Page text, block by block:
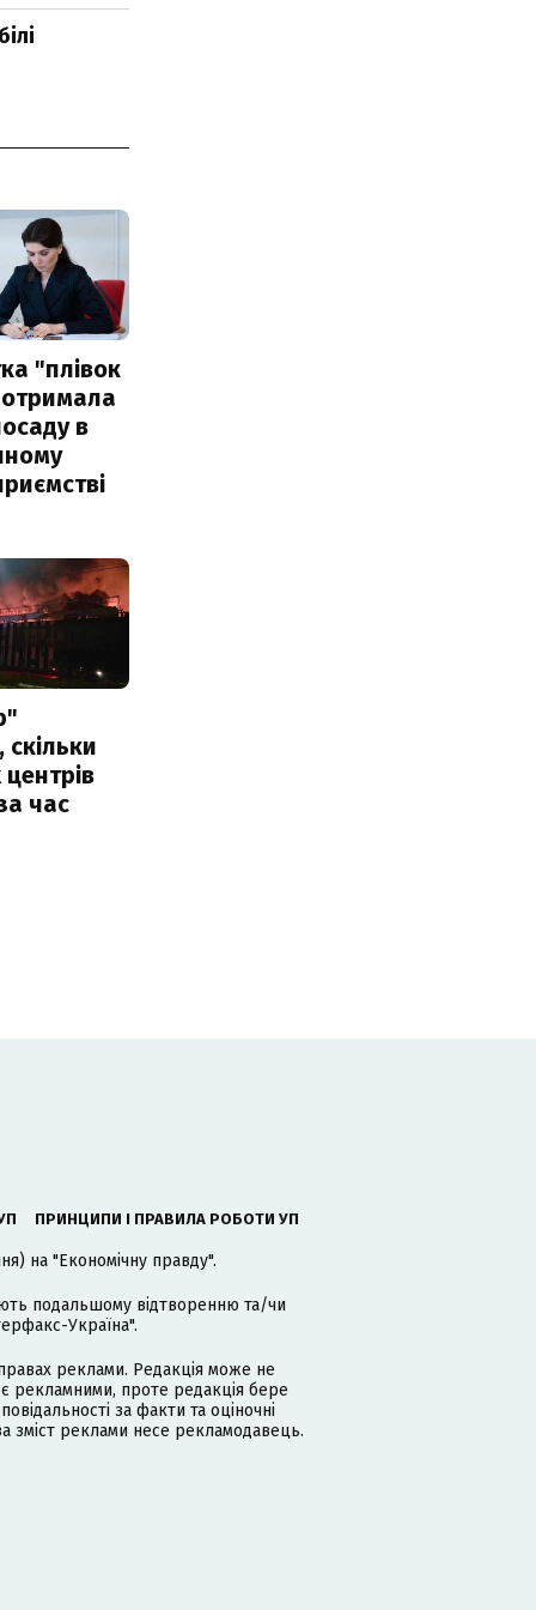
"плівок
в
скільки
час
ПРИНЦИПИ І ПРАВИЛА РОБОТИ УП
на "Економічну правду".
подальшому відтворенню та/чи
Україна".
реклами. Редакція може не
рекламними, проте редакція бере
за факти та оціночні
зміст реклами несе рекламодавець.